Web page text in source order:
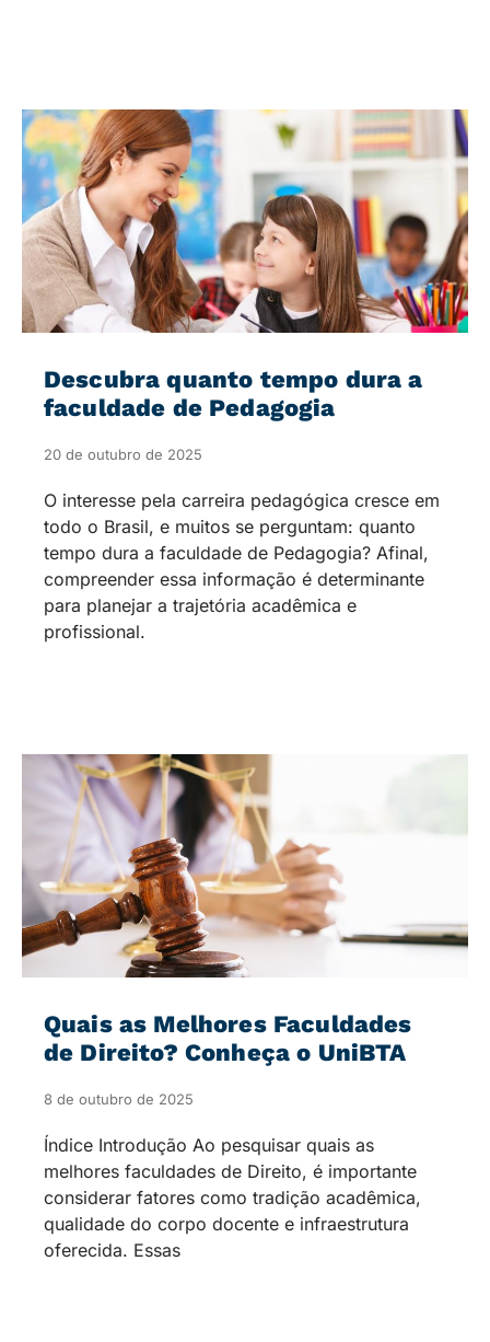
Descubra quanto tempo dura a
faculdade de Pedagogia​
20 de outubro de 2025
O interesse pela carreira pedagógica cresce em
todo o Brasil, e muitos se perguntam: quanto
tempo dura a faculdade de Pedagogia​? Afinal,
compreender essa informação é determinante
para planejar a trajetória acadêmica e
profissional.
Quais as Melhores Faculdades
de Direito? Conheça o UniBTA
8 de outubro de 2025
Índice Introdução Ao pesquisar quais as
melhores faculdades de Direito, é importante
considerar fatores como tradição acadêmica,
qualidade do corpo docente e infraestrutura
oferecida. Essas